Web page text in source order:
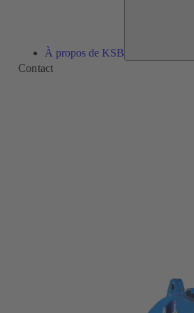
À propos de KSB
Contact